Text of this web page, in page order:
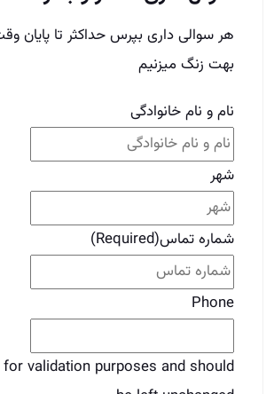
شماره تماس(Required)
Phone
for validation purposes and should
be left unchanged.
برای دوستات بفرست
قبلیقبلی
املاکبعدی